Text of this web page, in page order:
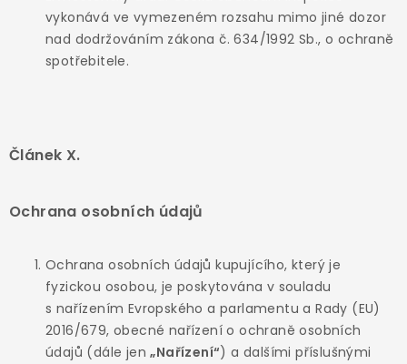
vykonává ve vymezeném rozsahu mimo jiné dozor
nad dodržováním zákona č. 634/1992 Sb., o ochraně
spotřebitele.
Článek X.
Ochrana osobních údajů
Ochrana osobních údajů kupujícího, který je
fyzickou osobou, je poskytována v souladu
s nařízením Evropského a parlamentu a Rady (EU)
2016/679, obecné nařízení o ochraně osobních
údajů (dále jen„Nařízení“) a dalšími příslušnými